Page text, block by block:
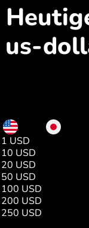
us-
USD
JPY
1 USD
10 USD
20 USD
50 USD
100 USD
200 USD
250 USD